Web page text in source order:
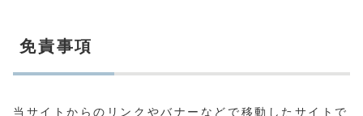
免責事項
当サイトからのリンクやバナーなどで移動したサイトで